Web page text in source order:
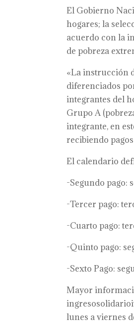
El Gobierno
hogares; la
acuerdo con la
de pobreza
«La instrucción
diferenciados
integrantes del
Grupo A
integrante, en
recibiendo
El calendario
-Segundo pago:
-Tercer pago:
-Cuarto pago:
-Quinto pago:
-Sexto Pago:
Mayor
lunes a viernes